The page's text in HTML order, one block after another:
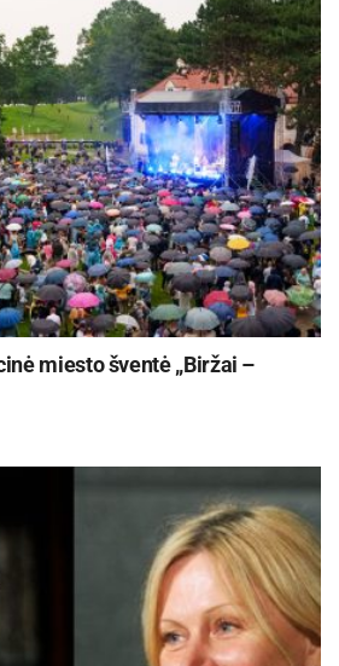
įvykius, žmones, miesto raidą, regiono
ir senosios nuotraukos.
Šeduvos kraštotyros muziejuje
renginių: filmo peržiūra, fotografijų
dirbtuvės. Daugiau informacijos:
miestas ir miestiečiai: paveldas ir
iš dalies finansuoja Lietuvos kultūros
savivaldybė.
Čekiškėje vyks 2028 metų Europos
greičio automodelių čempionatas
07
11–13 dienomis Panevėžys švęs 523-
06
miesto šventė „Biržai –